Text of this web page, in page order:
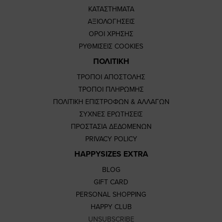
ΚΑΤΑΣΤΗΜΑΤΑ
ΑΞΙΟΛΟΓΗΣΕΙΣ
ΟΡΟΙ ΧΡΗΣΗΣ
ΡΥΘΜΙΣΕΙΣ COOKIES
ΠΟΛΙΤΙΚΗ
ΤΡΟΠΟΙ ΑΠΟΣΤΟΛΗΣ
ΤΡΟΠΟΙ ΠΛΗΡΩΜΗΣ
ΠΟΛΙΤΙΚΗ ΕΠΙΣΤΡΟΦΩΝ & ΑΛΛΑΓΩΝ
ΣΥΧΝΕΣ ΕΡΩΤΗΣΕΙΣ
ΠΡΟΣΤΑΣΙΑ ΔΕΔΟΜΕΝΩΝ
PRIVACY POLICY
HAPPYSIZES EXTRA
BLOG
GIFT CARD
PERSONAL SHOPPING
HAPPY CLUB
UNSUBSCRIBE